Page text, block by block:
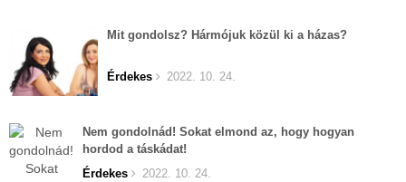
Mit gondolsz? Hármójuk közül ki a házas?
Érdekes 2022. 10. 24.
Nem gondolnád! Sokat elmond az, hogy hogyan
hordod a táskádat!
Érdekes
2022. 10. 24.